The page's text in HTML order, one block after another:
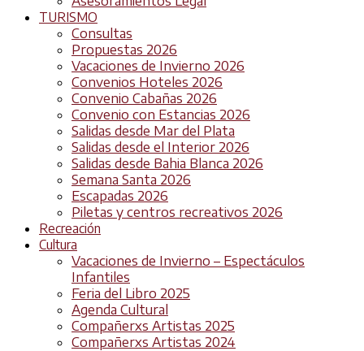
TURISMO
Consultas
Propuestas 2026
Vacaciones de Invierno 2026
Convenios Hoteles 2026
Convenio Cabañas 2026
Convenio con Estancias 2026
Salidas desde Mar del Plata
Salidas desde el Interior 2026
Salidas desde Bahia Blanca 2026
Semana Santa 2026
Escapadas 2026
Piletas y centros recreativos 2026
Recreación
Cultura
Vacaciones de Invierno – Espectáculos
Infantiles
Feria del Libro 2025
Agenda Cultural
Compañerxs Artistas 2025
Compañerxs Artistas 2024